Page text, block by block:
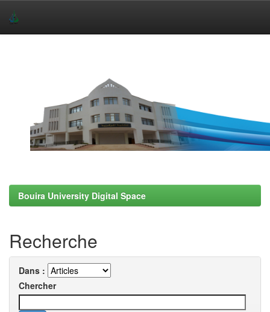
Bouira University Digital Space
Recherche
Dans :
Chercher